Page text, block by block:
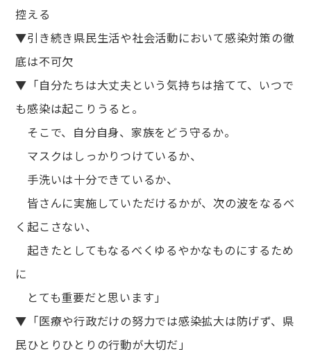
控える
▼引き続き県民生活や社会活動において感染対策の徹
底は不可欠
▼「自分たちは大丈夫という気持ちは捨てて、いつで
も感染は起こりうると。
そこで、自分自身、家族をどう守るか。
マスクはしっかりつけているか、
手洗いは十分できているか、
皆さんに実施していただけるかが、次の波をなるべ
く起こさない、
起きたとしてもなるべくゆるやかなものにするため
に
とても重要だと思います」
▼「医療や行政だけの努力では感染拡大は防げず、県
民ひとりひとりの行動が大切だ」